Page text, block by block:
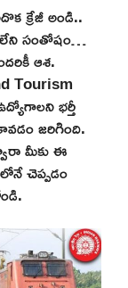
క్రేజీ అండి..
సంతోషం…
ఆశ.
Tourism
భర్తీ
జరిగింది.
మీకు ఈ
చెప్పడం